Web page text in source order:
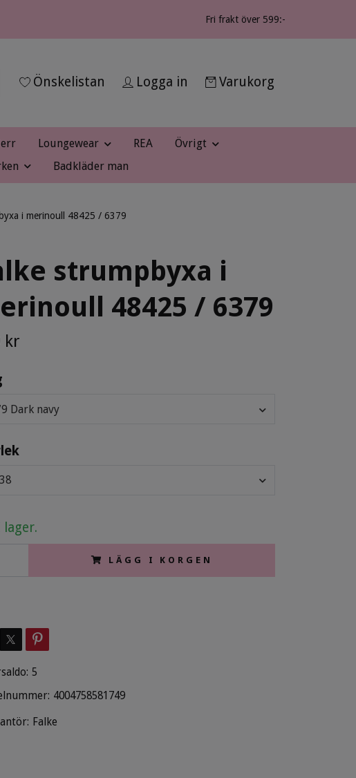
Fri frakt över 599:-
Önskelistan Logga in Varukorg
Loungewear REA
Övrigt
Badkläder man
i merinoull 48425 / 6379
strumpbyxa i
48425 / 6379
kr
Dark navy
lager.
LÄGG I KORGEN
5
4004758581749
Falke